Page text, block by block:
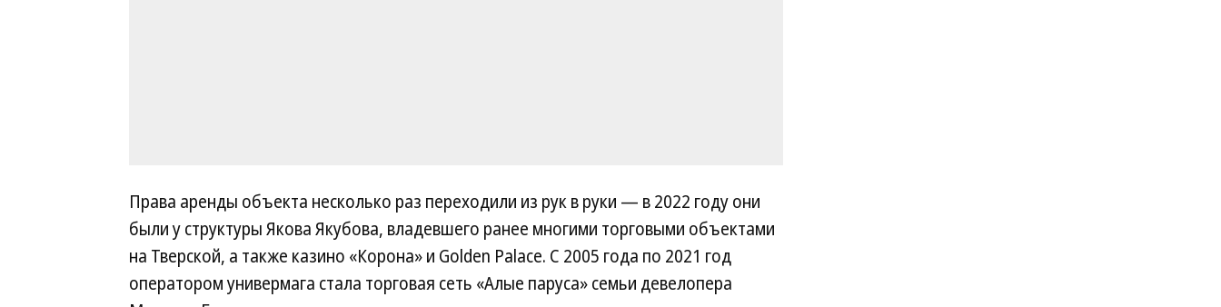
Права аренды объекта несколько раз переходили из рук в руки — в 2022 году они
были у структуры Якова Якубова, владевшего ранее многими торговыми объектами
на Тверской, а также казино «Корона» и Golden Palace. С 2005 года по 2021 год
оператором универмага стала торговая сеть «Алые паруса» семьи девелопера